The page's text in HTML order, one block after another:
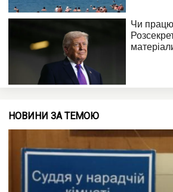
НОВИНИ ЗА ТЕМОЮ